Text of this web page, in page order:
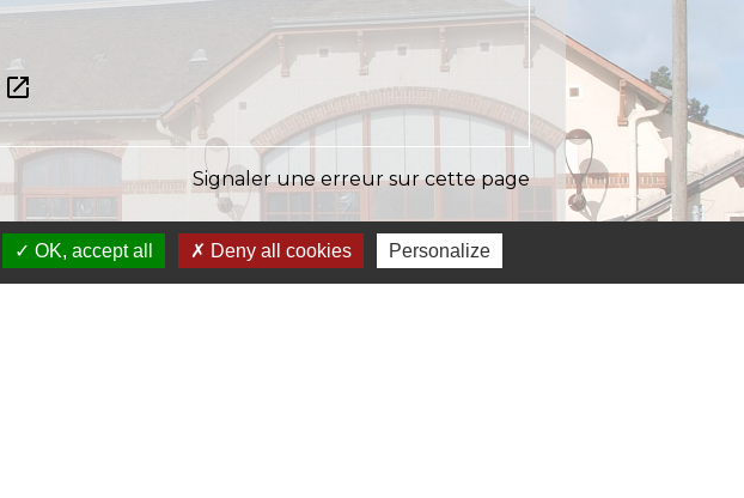
open_in_new
Signaler une erreur sur cette page
OK, accept all Deny all cookies Personalize